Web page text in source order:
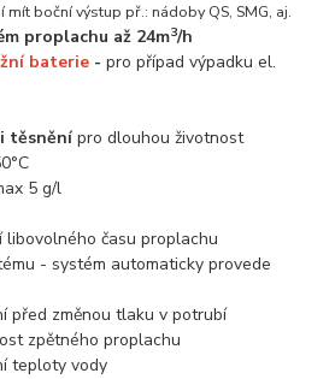
boční výstup př.: nádoby QS, SMG, aj.
proplachu až 24m3/h
baterie -pro případ výpadku el.
těsněnípro dlouhou životnost
5 g/l
libovolného času proplachu
- systém automaticky provede
před změnou tlaku v potrubí
zpětného proplachu
teploty vody